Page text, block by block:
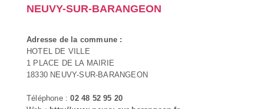
NEUVY-SUR-BARANGEON
Adresse de la commune :
HOTEL DE VILLE
1 PLACE DE LA MAIRIE
18330 NEUVY-SUR-BARANGEON
Téléphone :02 48 52 95 20